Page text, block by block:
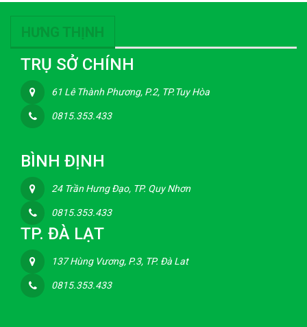
HƯNG THỊNH
TRỤ SỞ CHÍNH
61 Lê Thành Phương, P.2, TP.Tuy Hòa
0815.353.433
BÌNH ĐỊNH
24 Trần Hưng Đạo, TP. Quy Nhơn
0815.353.433
TP. ĐÀ LẠT
137 Hùng Vương, P.3, TP. Đà Lat
0815.353.433